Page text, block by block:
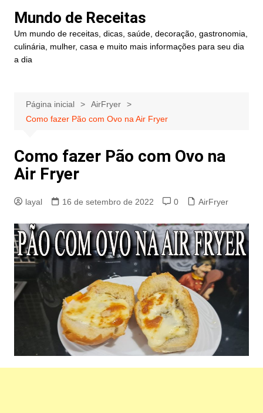
para
conteúdo
Mundo de Receitas
Um mundo de receitas, dicas, saúde, decoração, gastronomia,
culinária, mulher, casa e muito mais informações para seu dia
a dia
Página inicial
AirFryer
Como fazer Pão com Ovo na Air Fryer
Como fazer Pão com Ovo na
Air Fryer
layal 16 de setembro de 2022 0 AirFryer